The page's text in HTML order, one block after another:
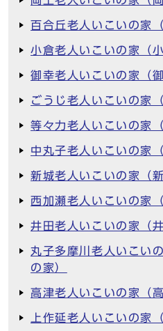
百合丘老人いこいの家
小倉老人いこいの家（
御幸老人いこいの家（
ごうじ老人いこいの家
等々力老人いこいの家
中丸子老人いこいの家
新城老人いこいの家（
西加瀬老人いこいの家
井田老人いこいの家（
丸子多摩川老人いこい
の家）
高津老人いこいの家（
上作延老人いこいの家